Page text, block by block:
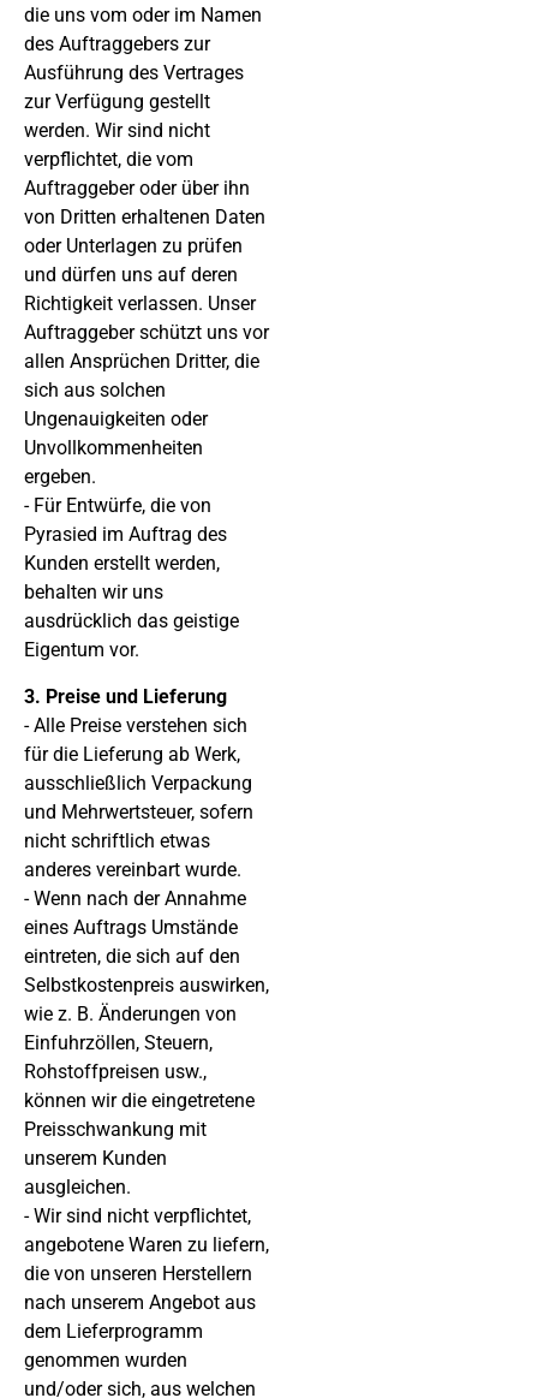
die uns vom oder im Namen
des Auftraggebers zur
Ausführung des Vertrages
zur Verfügung gestellt
werden. Wir sind nicht
verpflichtet, die vom
Auftraggeber oder über ihn
von Dritten erhaltenen Daten
oder Unterlagen zu prüfen
und dürfen uns auf deren
Richtigkeit verlassen. Unser
Auftraggeber schützt uns vor
allen Ansprüchen Dritter, die
sich aus solchen
Ungenauigkeiten oder
Unvollkommenheiten
ergeben.
- Für Entwürfe, die von
Pyrasied im Auftrag des
Kunden erstellt werden,
behalten wir uns
ausdrücklich das geistige
Eigentum vor.
3. Preise und Lieferung
- Alle Preise verstehen sich
für die Lieferung ab Werk,
ausschließlich Verpackung
und Mehrwertsteuer, sofern
nicht schriftlich etwas
anderes vereinbart wurde.
- Wenn nach der Annahme
eines Auftrags Umstände
eintreten, die sich auf den
Selbstkostenpreis auswirken,
wie z. B. Änderungen von
Einfuhrzöllen, Steuern,
Rohstoffpreisen usw.,
können wir die eingetretene
Preisschwankung mit
unserem Kunden
ausgleichen.
- Wir sind nicht verpflichtet,
angebotene Waren zu liefern,
die von unseren Herstellern
nach unserem Angebot aus
dem Lieferprogramm
genommen wurden
und/oder sich, aus welchen